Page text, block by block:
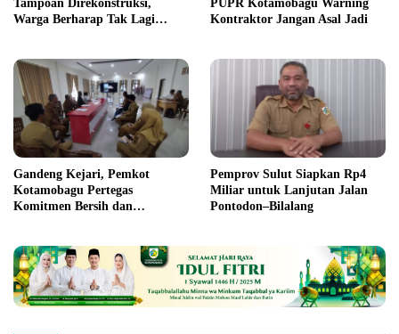
Tampoan Direkonstruksi,
Warga Berharap Tak Lagi
PUPR Kotamobagu Warning
Kontraktor Jangan Asal Jadi
Gandeng Kejari, Pemkot
Kotamobagu Pertegas
Komitmen Bersih dan
Pemprov Sulut Siapkan Rp4
Miliar untuk Lanjutan Jalan
Pontodon–Bilalang